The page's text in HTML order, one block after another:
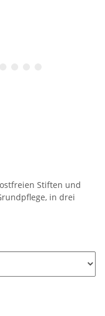
Stiften und
in drei